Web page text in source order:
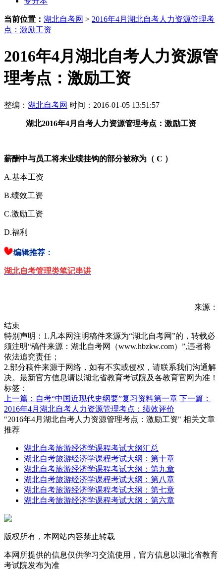
当前位置： 湖北自考网 > 2016年4月湖北自考人力资源管理考
点：激励工资
2016年4月湖北自考人力资源管
理考点：激励工资
整编： 湖北自考网 时间：2016-01-05 13:51:57
湖北2016年4月自考人力资源管理考点：激励工资
薪酬中与员工将来业绩挂钩的部分被称为（ C ）
A.基本工资
B.绩效工资
C.激励工资
D.福利
编辑推荐：
湖北自考管理类笔记串讲
来源：
结束
特别声明：1.凡本网注明稿件来源为“湖北自考网”的，转载必
须注明“稿件来源：湖北自考网（www.hbzkw.com）”,违者将
依法追究责任；
2.部分稿件来源于网络，如有不实或侵权，请联系我们沟通解
决。最新官方信息请以湖北省教育考试院及各教育官网为准！
标签：
上一篇：自考“中国近现代史纲要”复习资料第一章 下一篇：
2016年4月湖北自考人力资源管理考点：绩效评价
"2016年4月湖北自考人力资源管理考点：激励工资" 相关文章
推荐
湖北自考旅游经济学课程考试大纲汇总
湖北自考旅游经济学课程考试大纲：第十章
湖北自考旅游经济学课程考试大纲：第九章
湖北自考旅游经济学课程考试大纲：第八章
湖北自考旅游经济学课程考试大纲：第七章
湖北自考旅游经济学课程考试大纲：第六章
版权所有，本网站内容禁止转载
本网所提供的信息仅供学习交流使用，官方信息以湖北省教育
考试院发布为准